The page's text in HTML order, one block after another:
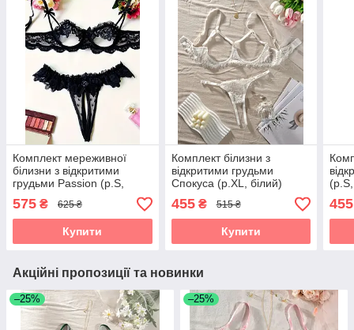
Комплект мереживної
білизни з відкритими
грудьми Passion (р.S,
чорний)
575 ₴ 625 ₴
Купити
Комплект білизни з
відкритими грудьми
Спокуса (р.XL, білий)
455₴ 515 ₴
Купити
455
Акційні пропозиції та новинки
–25% –25%